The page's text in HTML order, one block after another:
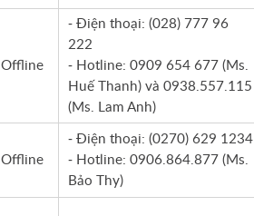
Offline
- Điện thoại: (028) 777 96
222
- Hotline: 0909 654 677 (Ms.
Huế Thanh) và 0938.557.115
(Ms. Lam Anh)
Offline
- Điện thoại: (0270) 629 1234
- Hotline: 0906.864.877 (Ms.
Bảo Thy)